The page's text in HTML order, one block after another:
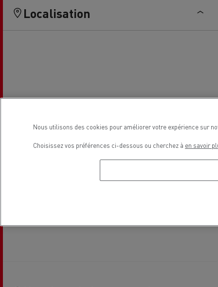
Localisation
Nous utilisons des cookies pour améliorer votre expérience sur
Choisissez vos préférences ci-dessous ou cherchez à en savoir